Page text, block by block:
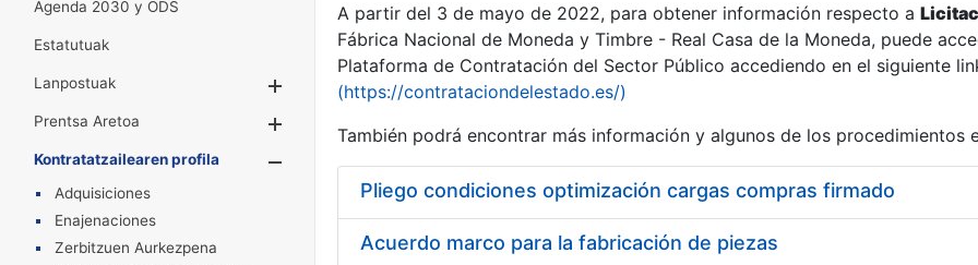
Agenda 2030 y ODS
Estatutuak
Lanpostuak
Erakutsi/Ezkutatu
Prentsa Aretoa
Erakutsi/Ezkutatu
Kontratatzailearen profila
Erakutsi/Ezkutatu
Adquisiciones
Enajenaciones
Zerbitzuen Aurkezpena
A partir del 3 de mayo de 2022, para obtener información respecto a
Fábrica Nacional de Moneda y Timbre - Real Casa de la Moneda, puede
Plataforma de Contratación del Sector Público accediendo en el siguiente
(https://contrataciondelestado.es/)
También podrá encontrar más información y algunos de los procedimientos
Pliego condiciones optimización cargas compras firmado
Acuerdo marco para la fabricación de piezas